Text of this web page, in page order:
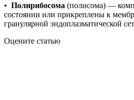
• Полирибосома (полисома) —
состоянии или прикреплены к
гранулярной эндоплазматической
Оцените статью